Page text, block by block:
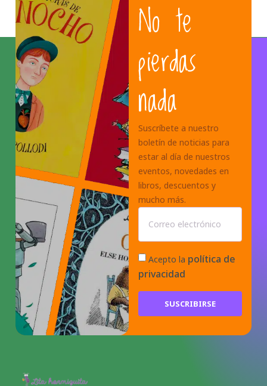
No te
pierdas
nada
Suscríbete a nuestro
boletín de noticias para
estar al día de nuestros
eventos, novedades en
libros, descuentos y
mucho más.
Acepto la política de
privacidad
SUSCRIBIRSE